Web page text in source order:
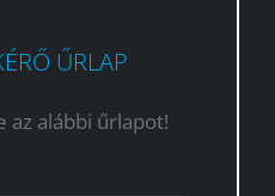
ŰRLAP
az alábbi űrlapot!